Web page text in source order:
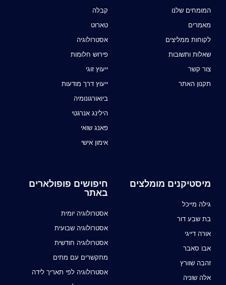
המומחים שלנו
מאמרים
לקוחות ממליצים
שאלות ותשובות
צור קשר
תקנון האתר
קבלה
טארוט
אסטרולוגיה
פירוש חלומות
ייעוץ זוגי
ייעוץ דרך מודעות
ביואורגונומיה
הילינג אנרגטי
פאנג שואי
אימון אישי
מיסטיקנים מומלצים
גילה מייכל
בת שבע דור
אורה דייגי
אבו סאבר
זהבה שוורץ
אלה שוניה
חיפושים פופולארים
באתר
אסטרולוגיה יומית
אסטרולוגיה שבועית
אסטרולוגיה חודשית
מתקשרים עם מתים
אסטרולוגיה לפי תאריך לידה